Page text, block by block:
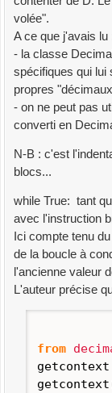
volée".
A ce que j'avais lu
- la classe
spécifiques qui lui
propres
- on ne peut pas
converti en
N-B : c'est
blocs...
while True: tant
avec l'instruction
Ici compte tenu
de la boucle à
l'ancienne valeur
L'auteur précise
from
getcontext
getcontext